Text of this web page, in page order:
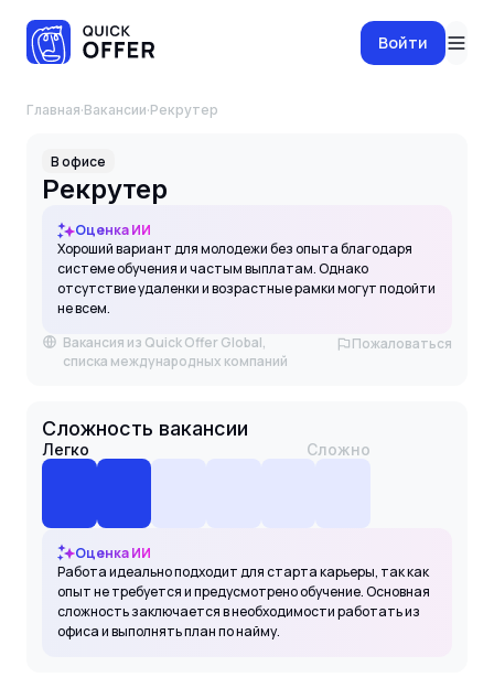
Войти
Главная·Вакансии· Рекрутер
В офисе
Рекрутер
Оценка ИИ
Хороший вариант для молодежи без опыта благодаря
системе обучения и частым выплатам. Однако
отсутствие удаленки и возрастные рамки могут подойти
не всем.
Вакансия из Quick Offer Global,
списка международных компаний
Пожаловаться
Сложность вакансии
Легко Сложно
Оценка ИИ
Работа идеально подходит для старта карьеры, так как
опыт не требуется и предусмотрено обучение. Основная
сложность заключается в необходимости работать из
офиса и выполнять план по найму.